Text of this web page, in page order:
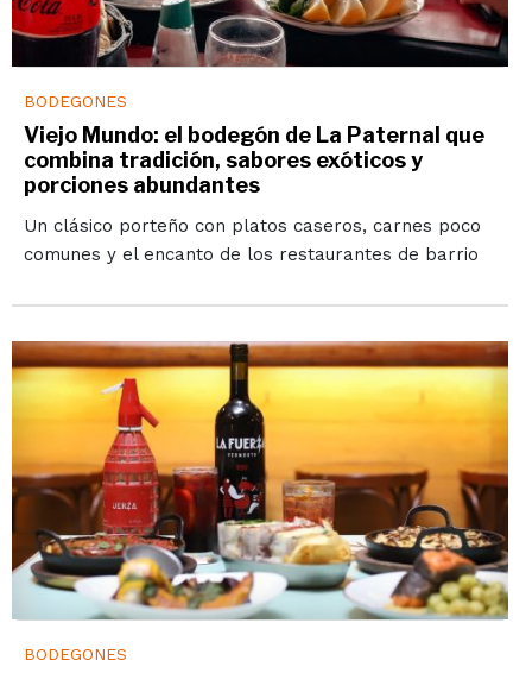
BODEGONES
Viejo Mundo: el bodegón de La Paternal que
combina tradición, sabores exóticos y
porciones abundantes
Un clásico porteño con platos caseros, carnes poco
comunes y el encanto de los restaurantes de barrio
BODEGONES